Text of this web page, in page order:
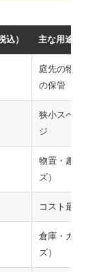
込） 主な用途
庭先の物置
の保管
狭小スペー
ジ
物置・趣味
ズ）
コスト最優
倉庫・ガレ
ズ）